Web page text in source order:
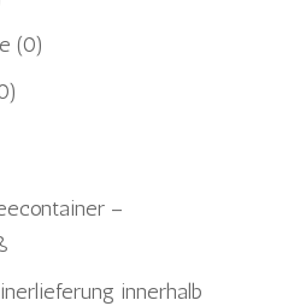
(0)
–
innerhalb